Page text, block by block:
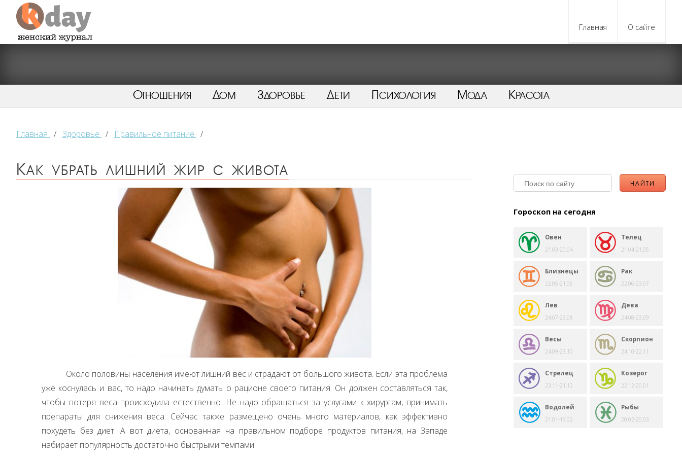
Главная О сайте
Отношения Дом Здоровье Дети Психология Мода Красота
Главная / Здоровье / Правильное питание /
Как убрать лишний жир с живота
Около половины населения имеют лишний вес и страдают от большого живота. Если эта проблема
уже коснулась и вас, то надо начинать думать о рационе своего питания. Он должен составляться так,
чтобы потеря веса происходила естественно. Не надо обращаться за услугами к хирургам, принимать
препараты для снижения веса. Сейчас также размещено очень много материалов, как эффективно
похудеть без диет. А вот диета, основанная на правильном подборе продуктов питания, на Западе
набирает популярность достаточно быстрыми темпами.
Гороскоп на сегодня
Овен
21.03-20.04
Телец
21.04-21.05
Близнецы
22.05-21.06
Рак
22.06-23.07
Лев
24.07-23.08
Дева
24.08-23.09
Весы
24.09-23.10
Скорпион
24.10-22.11
Стрелец
23.11-21.12
Козерог
22.12-20.01
Водолей
21.01-19.02
Рыбы
20.02-20.03